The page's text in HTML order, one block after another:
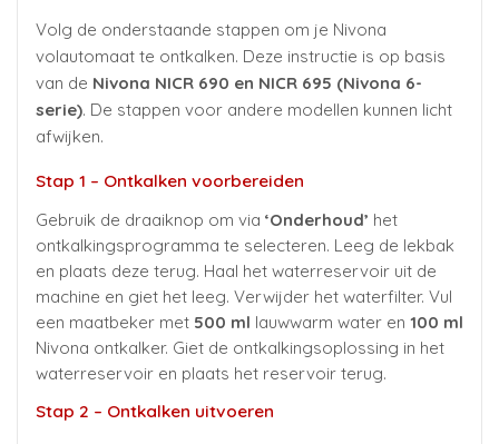
Volg de onderstaande stappen om je Nivona
volautomaat te ontkalken. Deze instructie is op basis
van de Nivona NICR 690 en NICR 695 (Nivona 6-
serie). De stappen voor andere modellen kunnen licht
afwijken.
Stap 1 – Ontkalken voorbereiden
Gebruik de draaiknop om via ‘Onderhoud’ het
ontkalkingsprogramma te selecteren. Leeg de lekbak
en plaats deze terug. Haal het waterreservoir uit de
machine en giet het leeg. Verwijder het waterfilter. Vul
een maatbeker met 500 ml lauwwarm water en 100 ml
Nivona ontkalker. Giet de ontkalkingsoplossing in het
waterreservoir en plaats het reservoir terug.
Stap 2 – Ontkalken uitvoeren